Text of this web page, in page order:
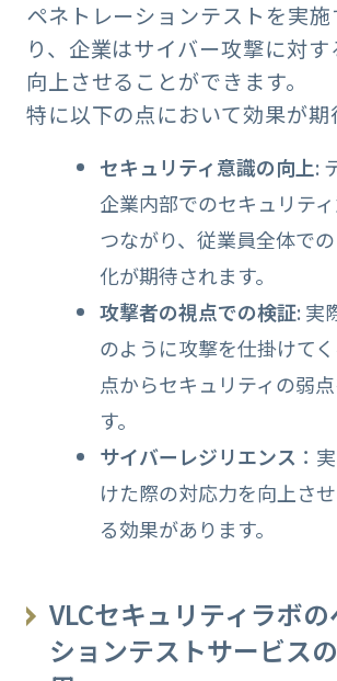
ペネトレーションテストを実
り、企業はサイバー攻撃に対
向上させることができます。
特に以下の点において効果が期
セキュリティ意識の向上:
企業内部でのセキュリテ
つながり、従業員全体で
化が期待されます。
攻撃者の視点での検証: 実
のように攻撃を仕掛けて
点からセキュリティの弱
す。
サイバーレジリエンス ：
けた際の対応力を向上さ
る効果があります。
VLCセキュリティラボ
ションテストサービス